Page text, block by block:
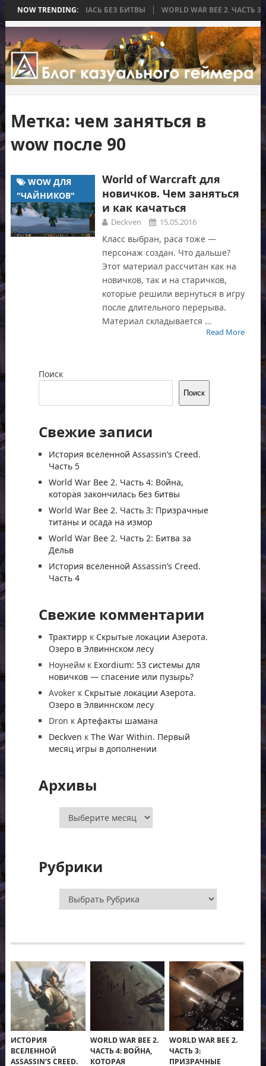
NOW TRENDING:
КОТОРАЯ ЗАКОНЧИЛАСЬ БЕЗ БИТВЫ WORLD WAR BEE 2.
Метка: чем заняться в
wow после 90
WOW ДЛЯ
"ЧАЙНИКОВ"
World of Warcraft для
новичков. Чем заняться
и как качаться
Deckven 15.05.2016
Класс выбран, раса тоже —
персонаж создан. Что дальше?
Этот материал рассчитан как на
новичков, так и на старичков,
которые решили вернуться в игру
после длительного перерыва.
Материал складывается …
Read More
Поиск
Поиск
Свежие записи
История вселенной Assassin’s Creed.
Часть 5
World War Bee 2. Часть 4: Война,
которая закончилась без битвы
World War Bee 2. Часть 3: Призрачные
титаны и осада на измор
World War Bee 2. Часть 2: Битва за
Дельв
История вселенной Assassin’s Creed.
Часть 4
Свежие комментарии
Трактирр к Скрытые локации Азерота.
Озеро в Элвиннском лесу
Ноунейм к Exordium: 53 системы для
новичков — спасение или пузырь?
Avoker к Скрытые локации Азерота.
Озеро в Элвиннском лесу
Dron кАртефакты шамана
Deckven кThe War Within. Первый
месяц игры в дополнении
Архивы
Архивы
Рубрики
Рубрики
ИСТОРИЯ
ВСЕЛЕННОЙ
ASSASSIN’S CREED.
WORLD WAR BEE 2.
ЧАСТЬ 4: ВОЙНА,
КОТОРАЯ
WORLD WAR BEE 2.
ЧАСТЬ 3:
ПРИЗРАЧНЫЕ